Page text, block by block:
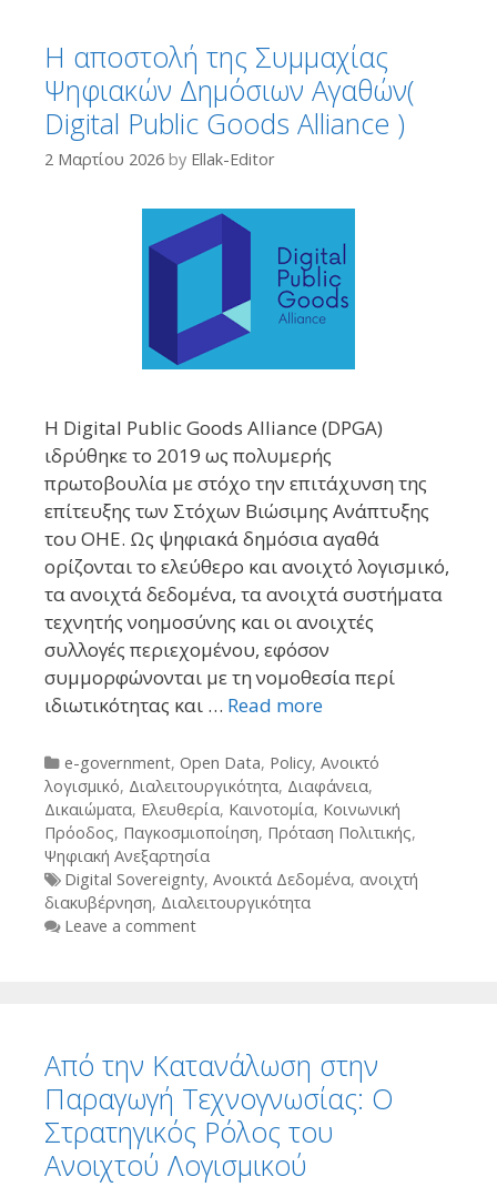
Η αποστολή της Συμμαχίας
Ψηφιακών Δημόσιων Αγαθών(
Digital Public Goods Alliance )
2 Μαρτίου 2026 by Ellak-Editor
Η Digital Public Goods Alliance (DPGA)
ιδρύθηκε το 2019 ως πολυμερής
πρωτοβουλία με στόχο την επιτάχυνση της
επίτευξης των Στόχων Βιώσιμης Ανάπτυξης
του ΟΗΕ. Ως ψηφιακά δημόσια αγαθά
ορίζονται το ελεύθερο και ανοιχτό λογισμικό,
τα ανοιχτά δεδομένα, τα ανοιχτά συστήματα
τεχνητής νοημοσύνης και οι ανοιχτές
συλλογές περιεχομένου, εφόσον
συμμορφώνονται με τη νομοθεσία περί
ιδιωτικότητας και … Read more
Categories
e-government, Open Data, Policy, Ανοικτό
λογισμικό, Διαλειτουργικότητα, Διαφάνεια,
Δικαιώματα, Ελευθερία, Καινοτομία, Κοινωνική
Πρόοδος, Παγκοσμιοποίηση, Πρόταση Πολιτικής,
Ψηφιακή Ανεξαρτησία
Tags
Digital Sovereignty, Ανοικτά Δεδομένα, ανοιχτή
διακυβέρνηση, Διαλειτουργικότητα
Leave a comment
Από την Κατανάλωση στην
Παραγωγή Τεχνογνωσίας: Ο
Στρατηγικός Ρόλος του
Ανοιχτού Λογισμικού